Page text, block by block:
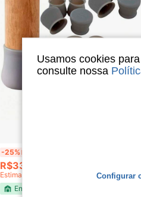
-25%
R$33,85
Estimado
Envio Nacional
Usamos cookies
consulte nossa
Configurar